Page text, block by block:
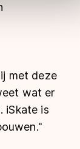
met deze
wat er
iSkate is